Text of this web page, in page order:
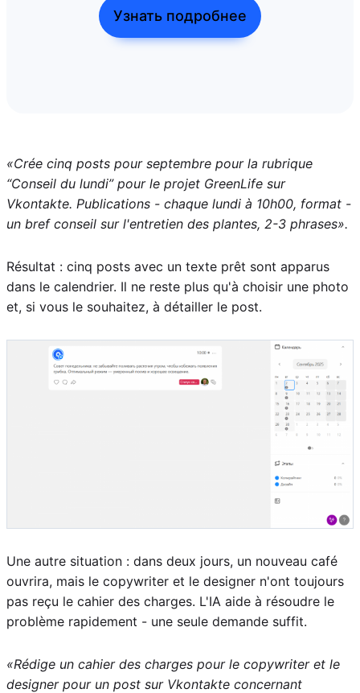
Узнать подробнее
«Crée cinq posts pour septembre pour la rubrique
“Conseil du lundi” pour le projet GreenLife sur
Vkontakte. Publications - chaque lundi à 10h00, format -
un bref conseil sur l'entretien des plantes, 2-3 phrases».
Résultat : cinq posts avec un texte prêt sont apparus
dans le calendrier. Il ne reste plus qu'à choisir une photo
et, si vous le souhaitez, à détailler le post.
Une autre situation : dans deux jours, un nouveau café
ouvrira, mais le copywriter et le designer n'ont toujours
pas reçu le cahier des charges. L'IA aide à résoudre le
problème rapidement - une seule demande suffit.
«Rédige un cahier des charges pour le copywriter et le
designer pour un post sur Vkontakte concernant